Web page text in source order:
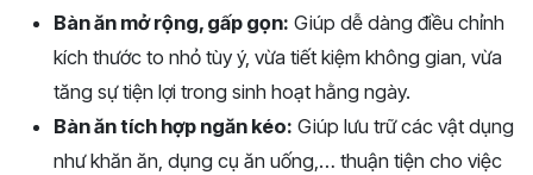
Bàn ăn mở rộng, gấp gọn: Giúp dễ dàng điều chỉnh
kích thước to nhỏ tùy ý, vừa tiết kiệm không gian, vừa
tăng sự tiện lợi trong sinh hoạt hằng ngày.
Bàn ăn tích hợp ngăn kéo: Giúp lưu trữ các vật dụng
như khăn ăn, dụng cụ ăn uống,… thuận tiện cho việc